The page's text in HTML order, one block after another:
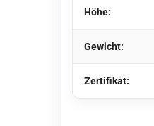
Höhe:
Gewicht:
Zertifikat: